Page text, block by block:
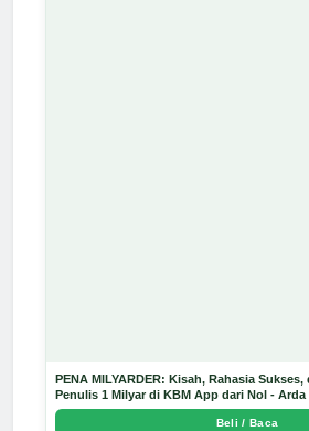
PENA MILYARDER: Kisah, Rahasia
Penulis 1 Milyar di KBM App dari Nol - Arda
Beli / Baca